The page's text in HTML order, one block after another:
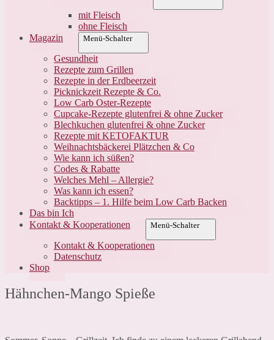
mit Fleisch
ohne Fleisch
Magazin
Menü-Schalter
Gesundheit
Rezepte zum Grillen
Rezepte in der Erdbeerzeit
Picknickzeit Rezepte & Co.
Low Carb Oster-Rezepte
Cupcake-Rezepte glutenfrei & ohne Zucker
Blechkuchen glutenfrei & ohne Zucker
Rezepte mit KETOFAKTUR
Weihnachtsbäckerei Plätzchen & Co
Wie kann ich süßen?
Codes & Rabatte
Welches Mehl – Allergie?
Was kann ich essen?
Backtipps – 1. Hilfe beim Low Carb Backen
Das bin Ich
Kontakt & Kooperationen
Menü-Schalter
Kontakt & Kooperationen
Datenschutz
Shop
Hähnchen-Mango Spieße